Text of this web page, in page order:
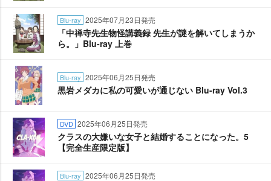
Blu-ray 2025年07月23日発売
「中禅寺先生物怪講義録 先生が謎を解いてしまうか
ら。」Blu-ray 上巻
Blu-ray 2025年06月25日発売
黒岩メダカに私の可愛いが通じない Blu-ray Vol.3
DVD 2025年06月25日発売
クラスの大嫌いな女子と結婚することになった。5
【完全生産限定版】
Blu-ray 2025年06月25日発売